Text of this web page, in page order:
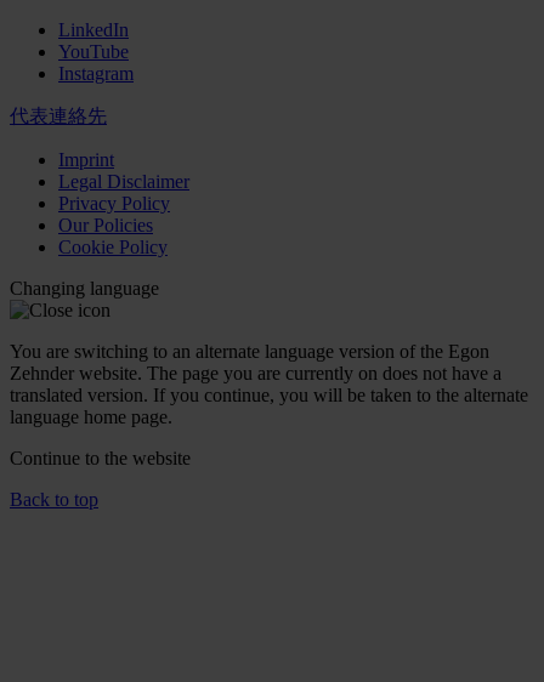
LinkedIn
YouTube
Instagram
代表連絡先
Imprint
Legal Disclaimer
Privacy Policy
Our Policies
Cookie Policy
Changing language
You are switching to an alternate language version of the Egon
Zehnder website. The page you are currently on does not have a
translated version. If you continue, you will be taken to the alternate
language home page.
Continue to the website
Back to top